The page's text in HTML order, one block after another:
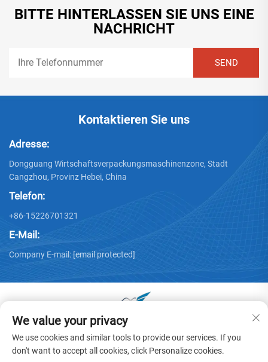
BITTE HINTERLASSEN SIE UNS EINE
NACHRICHT
Kontaktieren Sie uns
Adresse:
Dongguang Wirtschaftsverpackungsmaschinenzone, Stadt
Cangzhou, Provinz Hebei, China
Telefon:
+86-15226701321
E-Mail:
Company E-mail: [email protected]
Copyright © 2025 von Dongguang Huayu Kartonmaschinen
Co., Ltd. -Datenschutzrichtlinie
We value your privacy
We use cookies and similar tools to provide our services. If you
don't want to accept all cookies, click Personalize cookies.